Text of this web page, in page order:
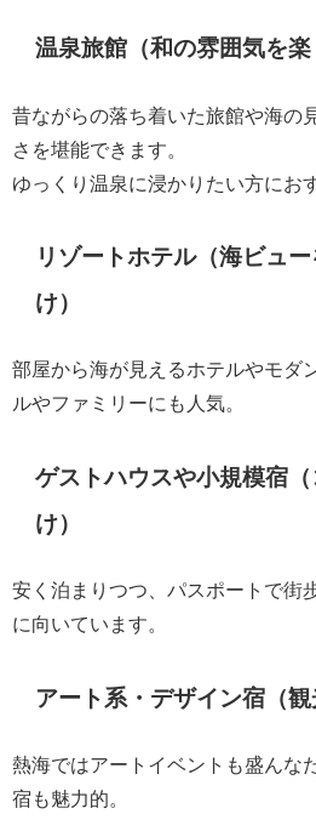
温泉旅館（和の雰囲気を楽
昔ながらの落ち着いた旅館や海の
さを堪能できます。
ゆっくり温泉に浸かりたい方にお
リゾートホテル（海ビュ
け）
部屋から海が見えるホテルやモダ
ルやファミリーにも人気。
ゲストハウスや小規模宿
け）
安く泊まりつつ、パスポートで街
に向いています。
アート系・デザイン宿（観
熱海ではアートイベントも盛んな
宿も魅力的。